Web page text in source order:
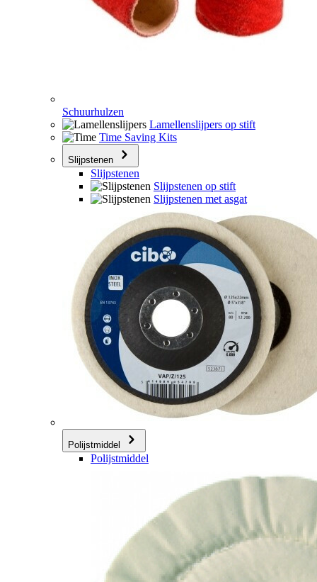
Schuurhulzen
Lamellenslijpers op stift
Time Saving Kits
Slijpstenen
Slijpstenen
Slijpstenen op stift
Slijpstenen met asgat
Polijstmiddel
Polijstmiddel